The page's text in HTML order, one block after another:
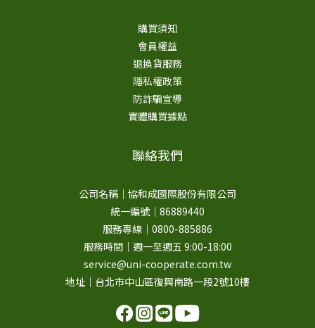
購買須知
會員權益
退換貨服務
隱私權政策
防詐騙宣導
實體購買據點
聯絡我們
公司名稱｜協和成國際股份有限公司
統一編號｜86889440
服務專線｜0800-885886
服務時間｜週一至週五 9:00-18:00
service@uni-cooperate.com.tw
地址｜台北市中山區復興南路一段2號10樓